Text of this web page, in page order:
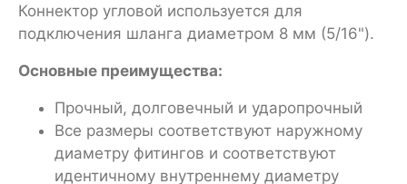
Коннектор угловой используется для
подключения шланга диаметром 8 мм (5/16").
Основные преимущества:
Прочный, долговечный и ударопрочный
Все размеры соответствуют наружному
диаметру фитингов и соответствуют
идентичному внутреннему диаметру